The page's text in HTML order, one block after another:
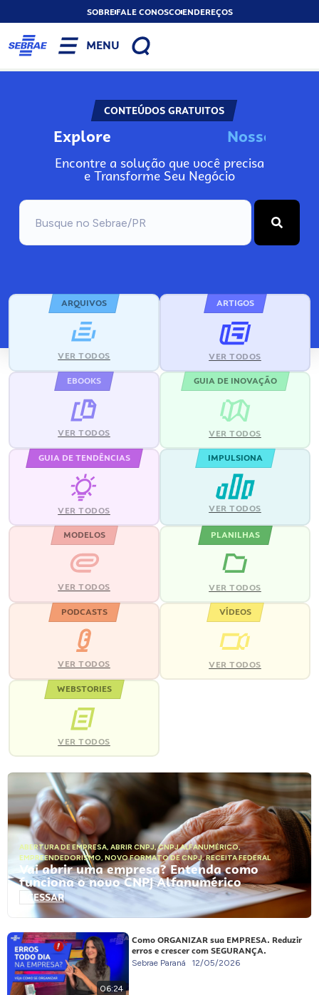
SOBREFALE CONOSCOENDEREÇOS
MENU
CONTEÚDOS GRATUITOS
Explore No
Encontre a solução que você precisa
e Transforme Seu Negócio
ARQUIVOS
VER TODOS
ARTIGOS
VER TODOS
EBOOKS
VER TODOS
GUIA DE INOVAÇÃO
VER TODOS
GUIA DE TENDÊNCIAS
VER TODOS
IMPULSIONA
VER TODOS
MODELOS
VER TODOS
PLANILHAS
VER TODOS
PODCASTS
VER TODOS
VÍDEOS
VER TODOS
WEBSTORIES
VER TODOS
ABERTURA DE EMPRESA, ABRIR CNPJ,CNPJ ALFANUMÉRICO,
EMPREENDEDORISMO, NOVO FORMATO DE CNPJ,RECEITA FEDERAL
Vai abrir uma empresa? Entenda como
funciona o novo CNPJ Alfanumérico
ACESSAR
06:24
Como ORGANIZAR sua EMPRESA. Reduzir
erros e crescer com SEGURANÇA.
Sebrae Paraná 12/05/2026